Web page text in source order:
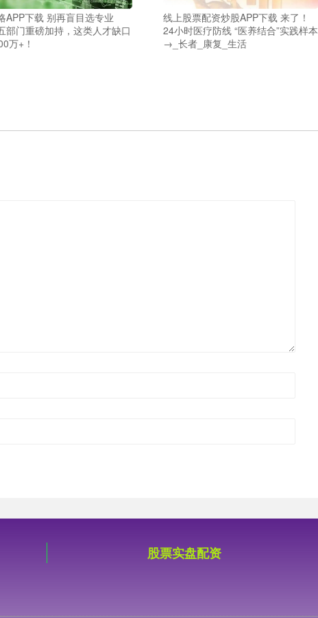
APP下载 别再盲目选专业
部门重磅加持，这类人才缺口
万+！
线上股票配资炒股APP下载 来了！
24小时医疗防线 “医养结合”实践样本
→_长者_康复_生活
股票实盘配资